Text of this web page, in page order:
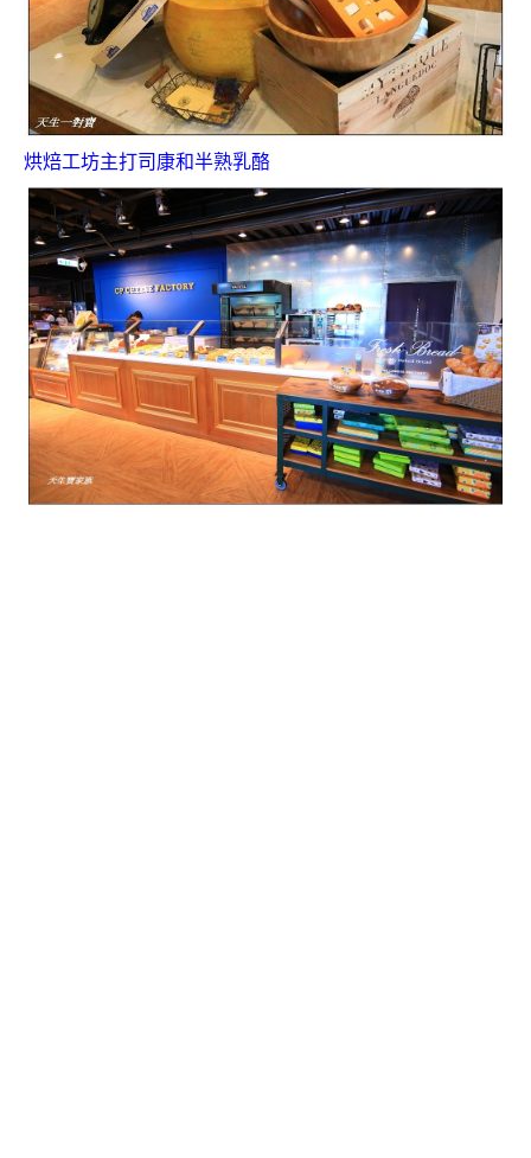
烘焙工坊主打司康和半熟乳酪